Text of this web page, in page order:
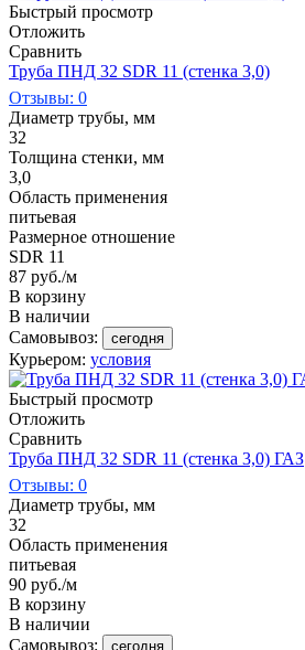
Быстрый просмотр
Отложить
Сравнить
Труба ПНД 32 SDR 11 (стенка 3,0)
Отзывы: 0
Диаметр трубы, мм
32
Толщина стенки, мм
3,0
Область применения
питьевая
Размерное отношение
SDR 11
87 руб./м
В корзину
В наличии
Самовывоз:
сегодня
Курьером: условия
Быстрый просмотр
Отложить
Сравнить
Труба ПНД 32 SDR 11 (стенка 3,0) ГАЗ
Отзывы: 0
Диаметр трубы, мм
32
Область применения
питьевая
90 руб./м
В корзину
В наличии
Самовывоз:
сегодня